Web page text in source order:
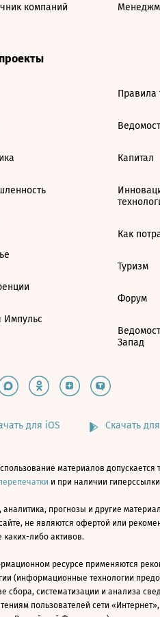
компаний
Импульс
Правила
Капитал
Как
Туризм
Форум
Запад
для iOS Скачать
материалов допускается
и при наличии
аналитика, прогнозы и другие
не являются офертой или
каких-либо активов.
ресурсе применяются
(информационные технологии
сбора, систематизации и анализа
пользователей сети